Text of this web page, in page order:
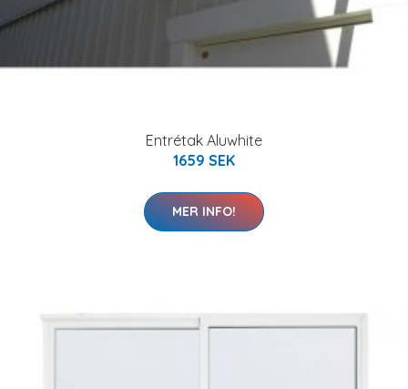
Entrétak Aluwhite
1659 SEK
MER INFO!